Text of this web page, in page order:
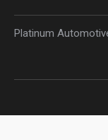
Platinum